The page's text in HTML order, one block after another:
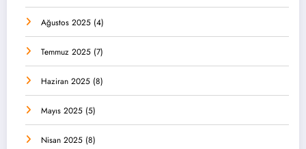
Ağustos 2025 (4)
Temmuz 2025 (7)
Haziran 2025 (8)
Mayıs 2025 (5)
Nisan 2025 (8)